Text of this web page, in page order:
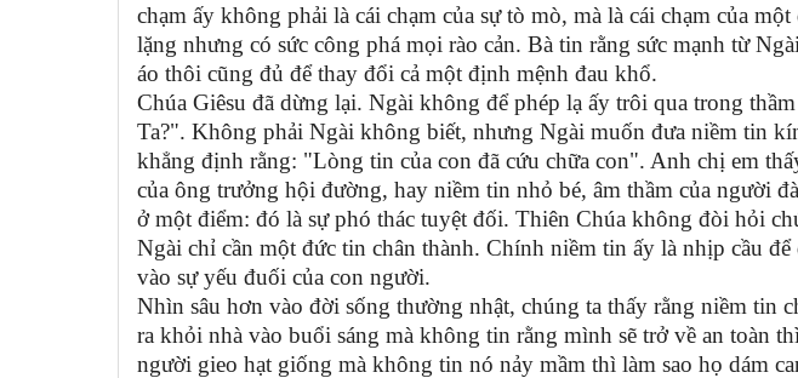
chạm ấy không phải là cái chạm của sự tò mò, mà là cái chạm của
lặng nhưng có sức công phá mọi rào cản. Bà tin rằng sức mạnh từ
áo thôi cũng đủ để thay đổi cả một định mệnh đau khổ.
Chúa Giêsu đã dừng lại. Ngài không để phép lạ ấy trôi qua trong
Ta?". Không phải Ngài không biết, nhưng Ngài muốn đưa niềm tin
khẳng định rằng: "Lòng tin của con đã cứu chữa con". Anh chị em
của ông trưởng hội đường, hay niềm tin nhỏ bé, âm thầm của người
ở một điểm: đó là sự phó thác tuyệt đối. Thiên Chúa không đòi hỏi
Ngài chỉ cần một đức tin chân thành. Chính niềm tin ấy là nhịp cầu
vào sự yếu đuối của con người.
Nhìn sâu hơn vào đời sống thường nhật, chúng ta thấy rằng niềm tin
ra khỏi nhà vào buổi sáng mà không tin rằng mình sẽ trở về an toàn
người gieo hạt giống mà không tin nó nảy mầm thì làm sao họ dám